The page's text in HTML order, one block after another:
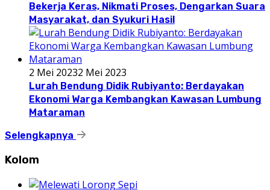
Bekerja Keras, Nikmati Proses, Dengarkan Suara
Masyarakat, dan Syukuri Hasil
2 Mei 20232 Mei 2023
Lurah Bendung Didik Rubiyanto: Berdayakan
Ekonomi Warga Kembangkan Kawasan Lumbung
Mataraman
Selengkapnya
Kolom